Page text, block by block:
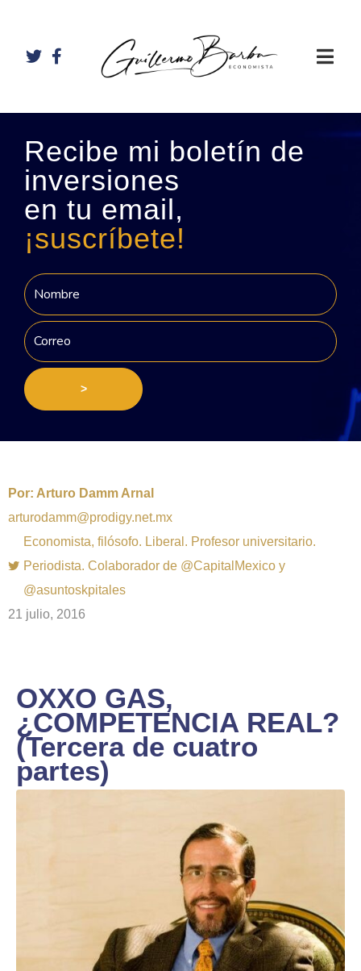
Recibe mi boletín de
inversiones
en tu email,
¡suscríbete!
>
Por: Arturo Damm Arnal
arturodamm@prodigy.net.mx
Economista, filósofo. Liberal. Profesor universitario.
Periodista. Colaborador de @CapitalMexico y
@asuntoskpitales
21 julio, 2016
OXXO GAS,
¿COMPETENCIA REAL?
(Tercera de cuatro
partes)